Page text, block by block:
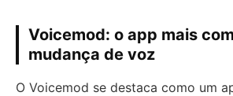
Voicemod: o app mais
mudança de voz
O Voicemod se destaca como um